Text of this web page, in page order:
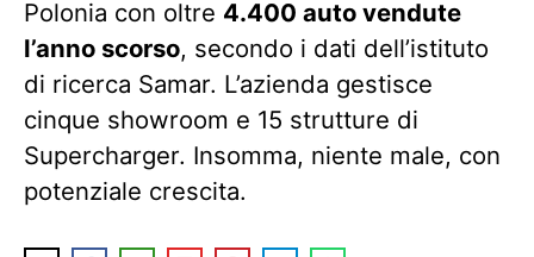
Polonia con oltre 4.400 auto vendute
l’anno scorso, secondo i dati dell’istituto
di ricerca Samar. L’azienda gestisce
cinque showroom e 15 strutture di
Supercharger. Insomma, niente male, con
potenziale crescita.